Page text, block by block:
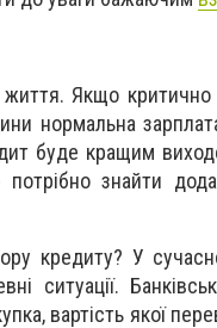
Якщо критично
нормальна
буде кращим
знайти
кредиту? У
ситуації.
вартість якої